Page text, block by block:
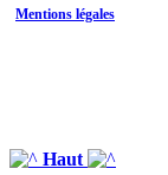
Mentions légales
Haut